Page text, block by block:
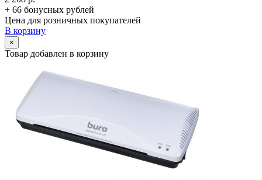
+ 66 бонусных рублей
Цена для розничных покупателей
В корзину
×
Товар добавлен в корзину